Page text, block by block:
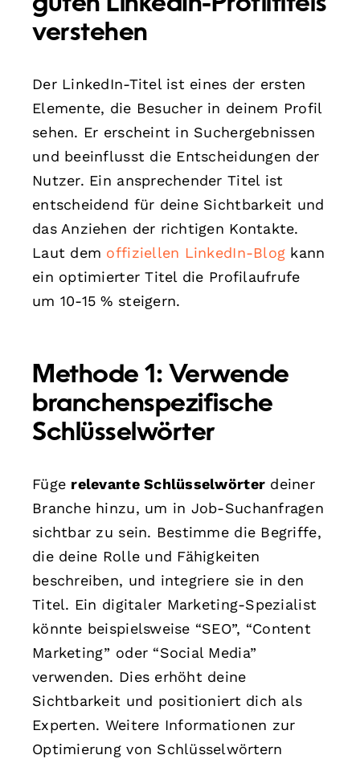
verstehen
Der LinkedIn-Titel ist eines der ersten
Elemente, die Besucher in deinem Profil
sehen. Er erscheint in Suchergebnissen
und beeinflusst die Entscheidungen der
Nutzer. Ein ansprechender Titel ist
entscheidend für deine Sichtbarkeit und
das Anziehen der richtigen Kontakte.
Laut dem offiziellen LinkedIn-Blog kann
ein optimierter Titel die Profilaufrufe
um 10-15 % steigern.
Methode 1: Verwende
branchenspezifische
Schlüsselwörter
Füge relevante Schlüsselwörter deiner
Branche hinzu, um in Job-Suchanfragen
sichtbar zu sein. Bestimme die Begriffe,
die deine Rolle und Fähigkeiten
beschreiben, und integriere sie in den
Titel. Ein digitaler Marketing-Spezialist
könnte beispielsweise “SEO”, “Content
Marketing” oder “Social Media”
verwenden. Dies erhöht deine
Sichtbarkeit und positioniert dich als
Experten. Weitere Informationen zur
Optimierung von Schlüsselwörtern